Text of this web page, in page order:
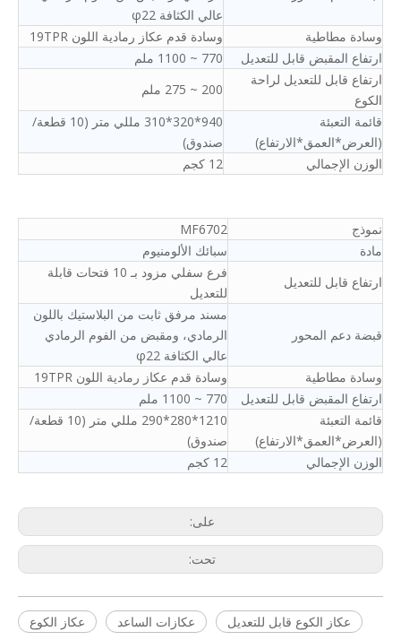
عالي الكثافة φ22
وسادة مطاطية
وسادة قدم عكاز رمادية اللون 19TPR
ارتفاع المقبض قابل للتعديل
770 ~ 1100 ملم
ارتفاع قابل للتعديل لراحة
الكوع
200 ~ 275 ملم
قائمة التعبئة
(العرض*العمق*الارتفاع)
940*320*310 مللي متر (10 قطعة/
صندوق)
الوزن الإجمالي
12 كجم
نموذج
MF6702
مادة
سبائك الألومنيوم
ارتفاع قابل للتعديل
فرع سفلي مزود بـ 10 فتحات قابلة
للتعديل
قبضة دعم المحور
مسند مرفق ثابت من البلاستيك باللون
الرمادي، ومقبض من الفوم الرمادي
عالي الكثافة φ22
وسادة مطاطية
وسادة قدم عكاز رمادية اللون 19TPR
ارتفاع المقبض قابل للتعديل
770 ~ 1100 ملم
قائمة التعبئة
(العرض*العمق*الارتفاع)
1210*280*290 مللي متر (10 قطعة/
صندوق)
الوزن الإجمالي
12 كجم
على:
تحت:
عكاز الكوع عكازات الساعد
عكاز الكوع قابل للتعديل